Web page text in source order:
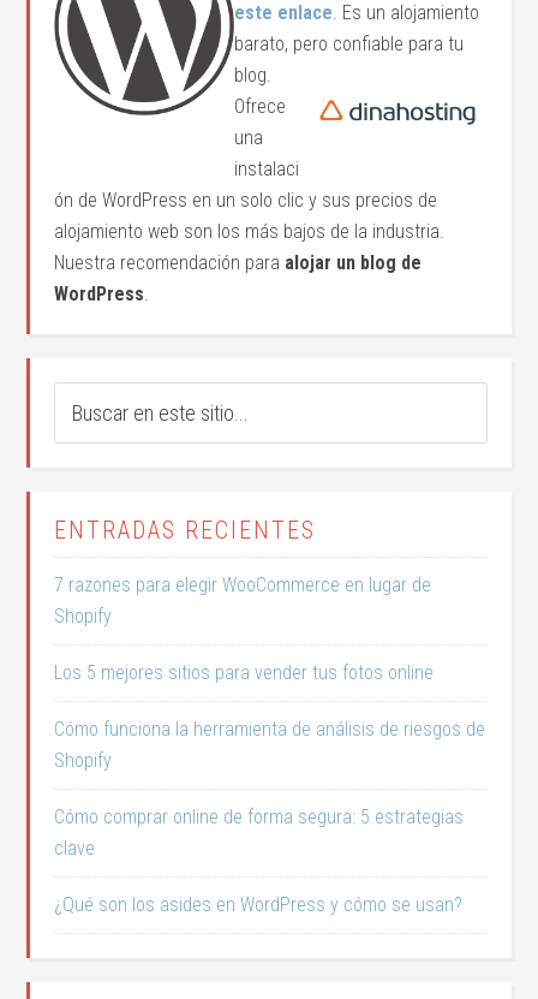
este enlace. Es un alojamiento
barato, pero confiable para tu
blog.
Ofrece
una
instalaci
ón de WordPress en un solo clic y sus precios de
alojamiento web son los más bajos de la industria.
Nuestra recomendación para alojar un blog de
WordPress.
ENTRADAS RECIENTES
7 razones para elegir WooCommerce en lugar de
Shopify
Los 5 mejores sitios para vender tus fotos online
Cómo funciona la herramienta de análisis de riesgos de
Shopify
Cómo comprar online de forma segura: 5 estrategias
clave
¿Qué son los asides en WordPress y cómo se usan?